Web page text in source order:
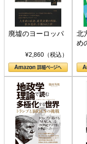
廃墟のヨーロッパ
¥2,860（税込）
北
め